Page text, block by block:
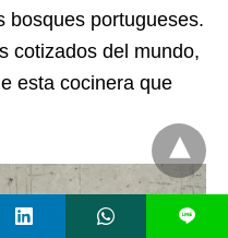
bosques portugueses.
cotizados del mundo,
esta cocinera que
L